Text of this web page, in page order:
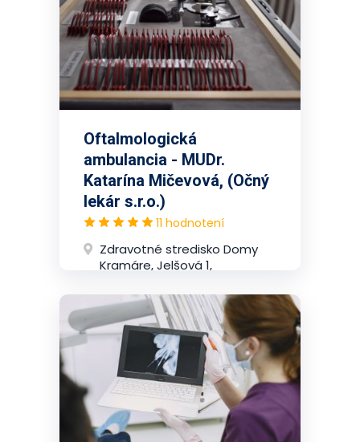
Oftalmologická
ambulancia - MUDr.
Katarína Mičevová, (Očný
lekár s.r.o.)
11 hodnotení
Zdravotné stredisko Domy
Kramáre, Jelšová 1,
(Bratislava)